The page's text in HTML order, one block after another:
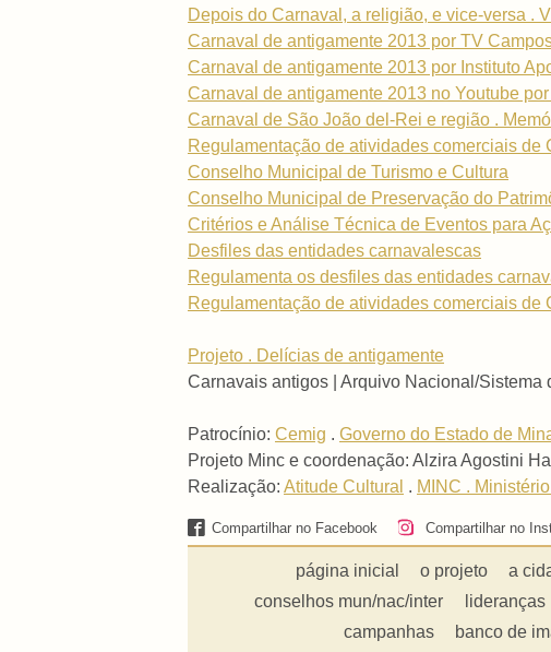
Depois do Carnaval, a religião, e vice-versa .
Carnaval de antigamente 2013 por TV
Carnaval de antigamente 2013 por Instituto
Carnaval de antigamente 2013 no Youtube
Carnaval de São João del-Rei e região .
Regulamentação de atividades comerciais de
Conselho Municipal de Turismo e Cultura
Conselho Municipal de Preservação do
Critérios e Análise Técnica de Eventos para
Desfiles das entidades carnavalescas
Regulamenta os desfiles das entidades
Regulamentação de atividades comerciais de
Projeto . Delícias de antigamente
Carnavais antigos | Arquivo Nacional/
Patrocínio: Cemig . Governo do Estado de
Projeto Minc e coordenação: Alzira Agostini
Realização: Atitude Cultural . MINC .
Compartilhar no Facebook Compartilhar no
página inicial o projeto a
conselhos mun/nac/inter
lideranças
campanhas
banco de